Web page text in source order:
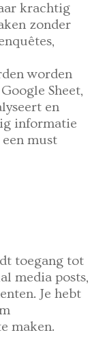
krachtig
zonder
worden
Sheet,
en
informatie
must
toegang tot
media posts,
Je hebt
maken.